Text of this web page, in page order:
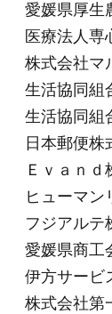
愛媛県厚生
医療法人
株式会社マ
生活協同組
生活協同組
日本郵便株
Ｅｖａｎｄ
ヒューマン
フジアルテ
愛媛県商工
伊方サービ
株式会社第